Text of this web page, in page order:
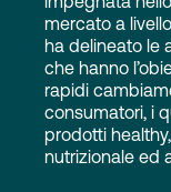
mercato a
ha delineato le
che hanno
rapidi
consumatori, i
prodotti
nutrizionale ed